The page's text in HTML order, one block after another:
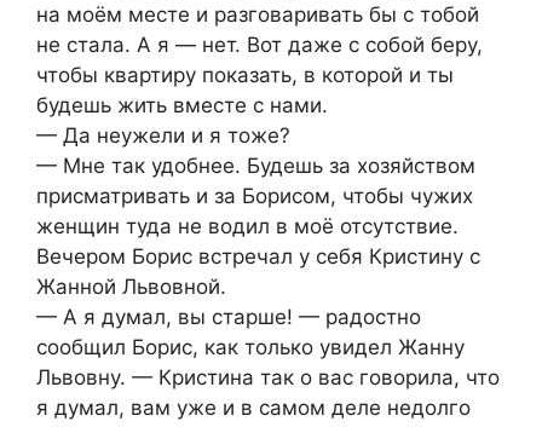
на моём месте и разговаривать бы с тобой
не стала. А я — нет. Вот даже с собой беру,
чтобы квартиру показать, в которой и ты
будешь жить вместе с нами.
— Да неужели и я тоже?
— Мне так удобнее. Будешь за хозяйством
присматривать и за Борисом, чтобы чужих
женщин туда не водил в моё отсутствие.
Вечером Борис встречал у себя Кристину с
Жанной Львовной.
— А я думал, вы старше! — радостно
сообщил Борис, как только увидел Жанну
Львовну. — Кристина так о вас говорила, что
я думал, вам уже и в самом деле недолго